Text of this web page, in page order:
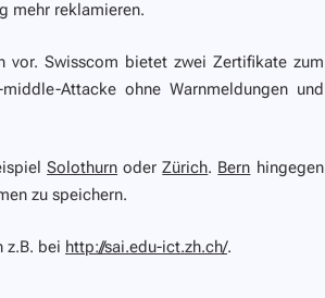
mehr reklamieren.
vor. Swisscom bietet zwei Zertifikate zum
Attacke ohne Warnmeldungen und
Solothurn oderZürich. Bern hingegen
zu speichern.
z.B. bei http://sai.edu-ict.zh.ch/.